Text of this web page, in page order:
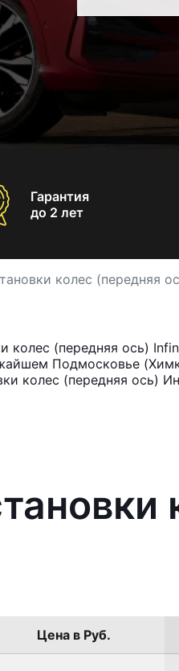
Гарантия
до 2 лет
колес (передняя
колес (передняя ось)
Подмосковье
колес (передняя ось)
Цена в Руб.